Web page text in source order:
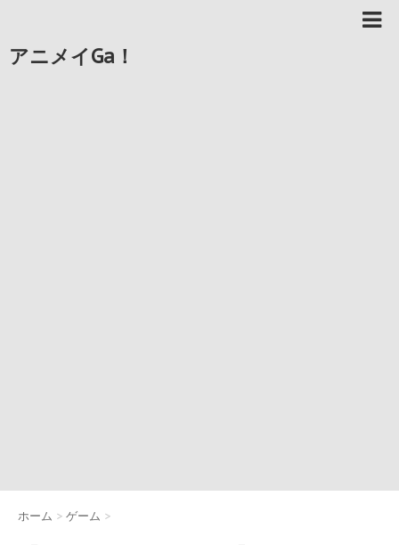
アニメイGa！
ホーム > ゲーム >